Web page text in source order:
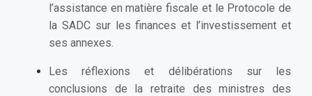
l’assistance en matière fiscale et le Protocole de
la SADC sur les finances et l’investissement et
ses annexes.
Les réflexions et délibérations sur les
conclusions de la retraite des ministres des